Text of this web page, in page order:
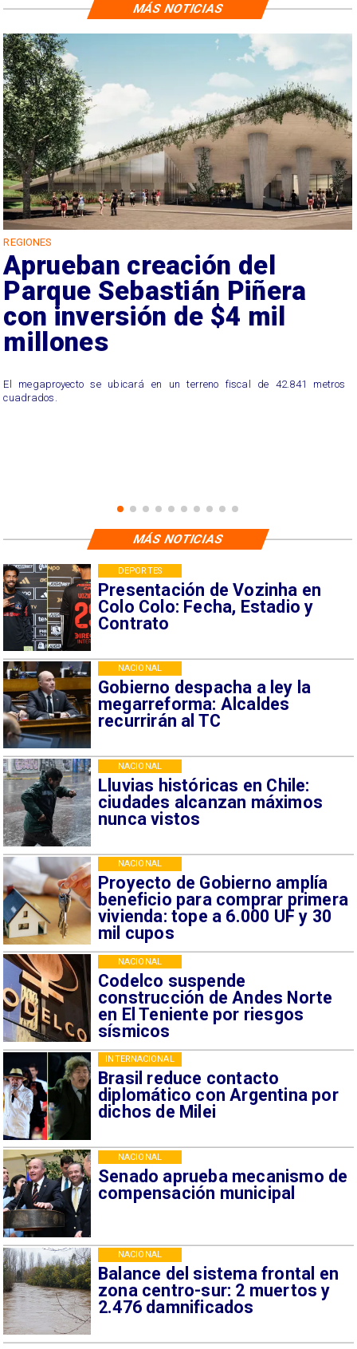
REGIONES
Aprueban creación del
Parque Sebastián Piñera
con inversión de $4 mil
millones
El megaproyecto se ubicará en un terreno fiscal de 42.841 metros
cuadrados.
MÁS NOTICIAS
Presentación de Vozinha en
Colo Colo: Fecha, Estadio y
Contrato
DEPORTES
Gobierno despacha a ley la
megarreforma: Alcaldes
recurrirán al TC
NACIONAL
Lluvias históricas en Chile:
ciudades alcanzan máximos
nunca vistos
NACIONAL
Proyecto de Gobierno amplía
beneficio para comprar primera
vivienda: tope a 6.000 UF y 30
mil cupos
NACIONAL
Codelco suspende
construcción de Andes Norte
en El Teniente por riesgos
sísmicos
NACIONAL
Brasil reduce contacto
diplomático con Argentina por
dichos de Milei
INTERNACIONAL
Senado aprueba mecanismo de
compensación municipal
NACIONAL
Balance del sistema frontal en
zona centro-sur: 2 muertos y
2.476 damnificados
NACIONAL
MÁS NOTICIAS